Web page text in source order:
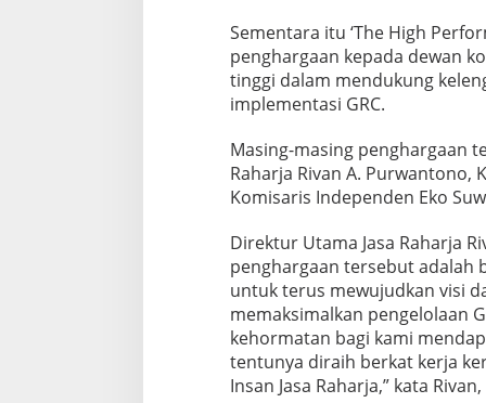
u
j
u
d
K
a
d
a
a
n
I
n
s
a
n
J
a
Sementara itu ‘The High
penghargaan kepada dewan
tinggi dalam mendukung
implementasi GRC.
Masing-masing penghargaan
Raharja Rivan A. Purwantono,
Komisaris Independen Eko
Direktur Utama Jasa Raharja
penghargaan tersebut adalah
untuk terus mewujudkan visi
memaksimalkan pengelolaan
kehormatan bagi kami
tentunya diraih berkat kerja
Insan Jasa Raharja,” kata